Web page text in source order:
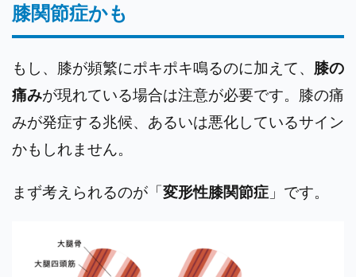
膝関節症かも
もし、膝が頻繁にポキポキ鳴るのに加えて、 膝の
痛みが現れている場合は注意が必要です。膝の痛
みが発症する兆候、あるいは悪化しているサイン
かもしれません。
まず考えられるのが「変形性膝関節症 」です。